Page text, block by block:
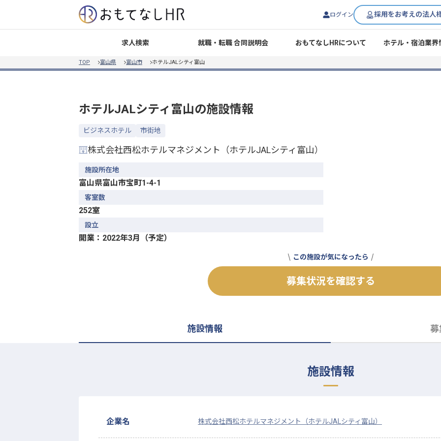
ログイン 採用をお考えの法人
求人検索 就職・転職 合同説明会 おもてなしHRについて ホテル・宿泊業界
TOP 富山県 富山市 ホテルJALシティ富山
ホテルJALシティ富山の施設情報
ビジネスホテル 市街地
株式会社西松ホテルマネジメント（ホテルJALシティ富山）
施設所在地
富山県富山市宝町1-4-1
客室数
252室
設立
開業：2022年3月（予定）
この施設が気になったら
募集状況を確認する
施設情報 募
施設情報
企業名 株式会社西松ホテルマネジメント（ホテルJALシティ富山）